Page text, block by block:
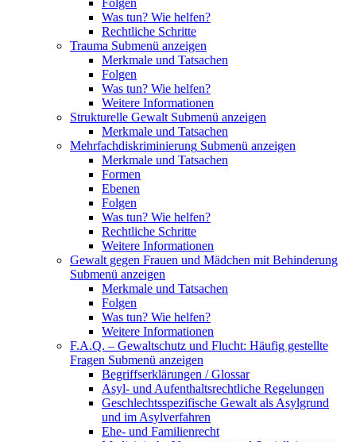
Folgen
Was tun? Wie helfen?
Rechtliche Schritte
Trauma Submenü anzeigen
Merkmale und Tatsachen
Folgen
Was tun? Wie helfen?
Weitere Informationen
Strukturelle Gewalt Submenü anzeigen
Merkmale und Tatsachen
Mehrfachdiskriminierung Submenü anzeigen
Merkmale und Tatsachen
Formen
Ebenen
Folgen
Was tun? Wie helfen?
Rechtliche Schritte
Weitere Informationen
Gewalt gegen Frauen und Mädchen mit Behinderung
Submenü anzeigen
Merkmale und Tatsachen
Folgen
Was tun? Wie helfen?
Weitere Informationen
F.A.Q. – Gewaltschutz und Flucht: Häufig gestellte
Fragen Submenü anzeigen
Begriffserklärungen / Glossar
Asyl- und Aufenthaltsrechtliche Regelungen
Geschlechtsspezifische Gewalt als Asylgrund
und im Asylverfahren
Ehe- und Familienrecht